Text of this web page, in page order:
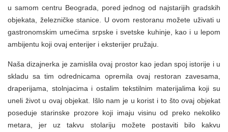
u samom centru Beograda, pored jednog od najstarijih gradskih
objekata, železničke stanice. U ovom restoranu možete uživati u
gastronomskim umećima srpske i svetske kuhinje, kao i u lepom
ambijentu koji ovaj enterijer i eksterijer pružaju.
Naša dizajnerka je zamislila ovaj prostor kao jedan spoj istorije i u
skladu sa tim odrednicama opremila ovaj restoran zavesama,
draperijama, stolnjacima i ostalim tekstilnim materijalima koji su
uneli život u ovaj objekat. Išlo nam je u korist i to što ovaj objekat
poseduje starinske prozore koji imaju visinu od preko nekoliko
metara, jer uz takvu stolariju možete postaviti bilo kakvu